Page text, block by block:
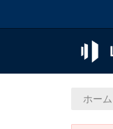
ホーム